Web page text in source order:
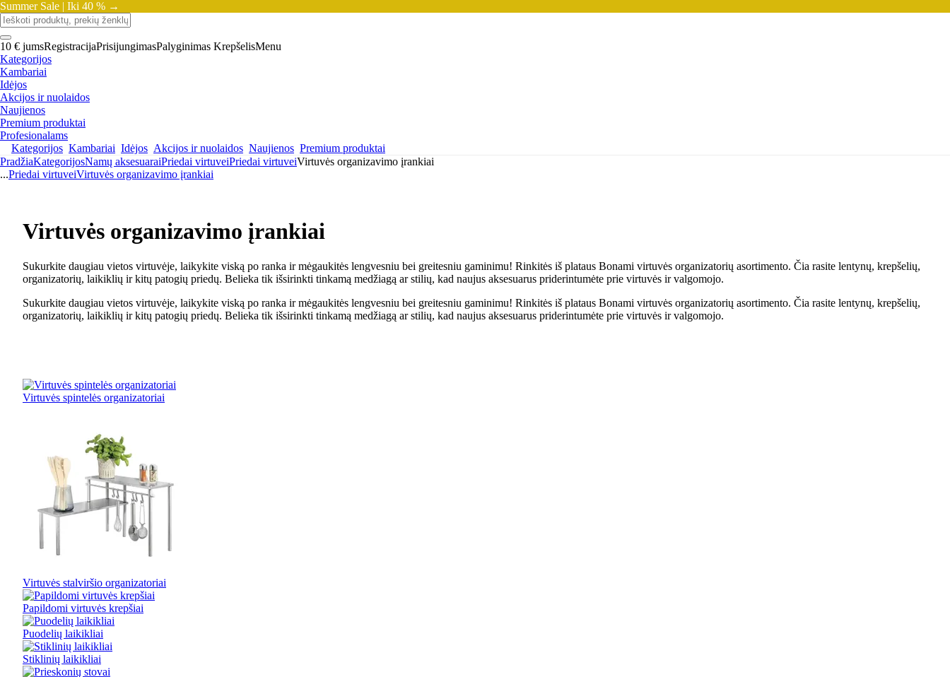
Summer Sale | Iki 40 % →
10 € jumsRegistracijaPrisijungimasPalyginimas KrepšelisMenu
Kategorijos
Kambariai
Idėjos
Akcijos ir nuolaidos
Naujienos
Premium produktai
Profesionalams
Kategorijos Kambariai Idėjos Akcijos ir nuolaidos Naujienos Premium produktai
PradžiaKategorijosNamų aksesuaraiPriedai virtuveiPriedai virtuveiVirtuvės organizavimo įrankiai
...Priedai virtuveiVirtuvės organizavimo įrankiai
Virtuvės organizavimo įrankiai
Sukurkite daugiau vietos virtuvėje, laikykite viską po ranka ir mėgaukitės lengvesniu bei greitesniu gaminimu! Rinkitės iš plataus Bonami virtuvės organizatorių asortimento. Čia rasite lentynų, krepšelių,
organizatorių, laikiklių ir kitų patogių priedų. Belieka tik išsirinkti tinkamą medžiagą ar stilių, kad naujus aksesuarus priderintumėte prie virtuvės ir valgomojo.
Sukurkite daugiau vietos virtuvėje, laikykite viską po ranka ir mėgaukitės lengvesniu bei greitesniu gaminimu! Rinkitės iš plataus Bonami virtuvės organizatorių asortimento. Čia rasite lentynų, krepšelių,
organizatorių, laikiklių ir kitų patogių priedų. Belieka tik išsirinkti tinkamą medžiagą ar stilių, kad naujus aksesuarus priderintumėte prie virtuvės ir valgomojo.
Virtuvės spintelės organizatoriai
Virtuvės stalviršio organizatoriai
Papildomi virtuvės krepšiai
Puodelių laikikliai
Stiklinių laikikliai